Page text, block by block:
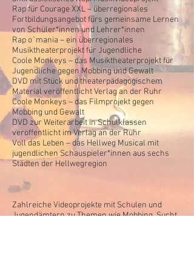
Rap für Courage XXL – überregionales
Fortbildungsangebot fürs gemeinsame Lernen
von Schüler*innen und Lehrer*innen
Rap o`mania – ein überregionales
Musiktheaterprojekt für Jugendliche
Coole Monkeys – das Musiktheaterprojekt für
Jugendliche gegen Mobbing und Gewalt
DVD mit Stück und theaterpädagogischem
Material veröffentlicht Verlag an der Ruhr
Coole Monkeys – das Filmprojekt gegen
Mobbing und Gewalt
DVD zur Weiterarbeit in Schulklassen
veröffentlicht im Verlag an der Ruhr
Voll das Leben – das Hellweg Musical mit
jugendlichen Schauspieler*innen aus sechs
Städten der Hellwegregion
Zahlreiche Videoprojekte mit Schulen und
Jugendämtern zu Themen wie Mobbing, Sucht,